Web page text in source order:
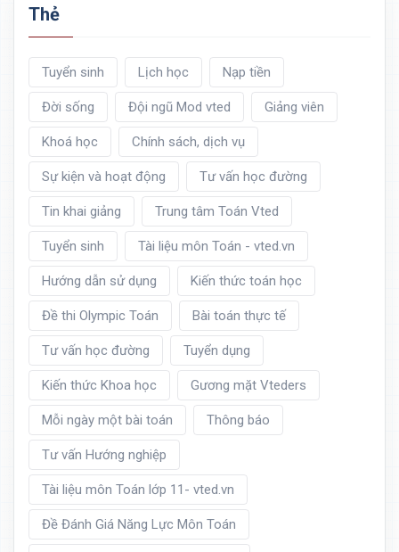
Thẻ
Tuyển sinh Lịch học Nạp tiền
Đời sống Đội ngũ Mod vted Giảng viên
Khoá học Chính sách, dịch vụ
Sự kiện và hoạt động Tư vấn học đường
Tin khai giảng Trung tâm Toán Vted
Tuyển sinh Tài liệu môn Toán - vted.vn
Hướng dẫn sử dụng Kiến thức toán học
Đề thi Olympic Toán Bài toán thực tế
Tư vấn học đường Tuyển dụng
Kiến thức Khoa học Gương mặt Vteders
Mỗi ngày một bài toán Thông báo
Tư vấn Hướng nghiệp
Tài liệu môn Toán lớp 11- vted.vn
Đề Đánh Giá Năng Lực Môn Toán